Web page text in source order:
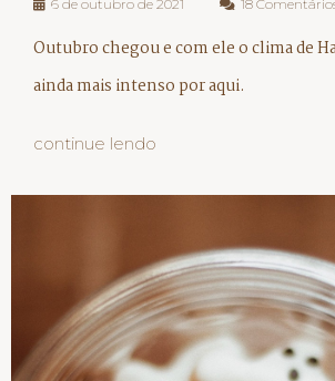
6 de outubro de 2021 18
Outubro chegou e com ele o clima de
ainda mais intenso por aqui.
continue lendo